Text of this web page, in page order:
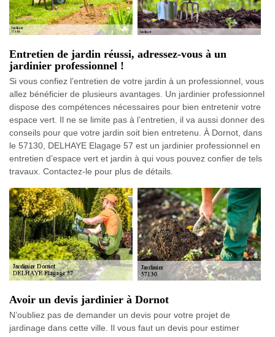
Entretien de jardin réussi, adressez-vous à un
jardinier professionnel !
Si vous confiez l’entretien de votre jardin à un professionnel, vous
allez bénéficier de plusieurs avantages. Un jardinier professionnel
dispose des compétences nécessaires pour bien entretenir votre
espace vert. Il ne se limite pas à l’entretien, il va aussi donner des
conseils pour que votre jardin soit bien entretenu. À Dornot, dans
le 57130, DELHAYE Elagage 57 est un jardinier professionnel en
entretien d’espace vert et jardin à qui vous pouvez confier de tels
travaux. Contactez-le pour plus de détails.
Avoir un devis jardinier à Dornot
N’oubliez pas de demander un devis pour votre projet de
jardinage dans cette ville. Il vous faut un devis pour estimer